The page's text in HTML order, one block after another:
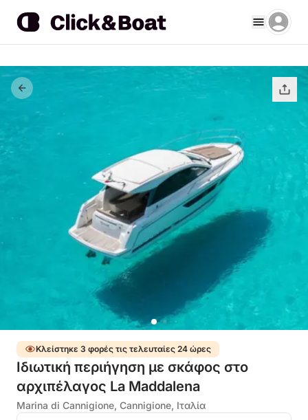
Κλείστηκε 3 φορές τις τελευταίες 24 ώρες
Ιδιωτική περιήγηση με σκάφος στο
αρχιπέλαγος La Maddalena
Marina di Cannigione, Cannigione, Ιταλία